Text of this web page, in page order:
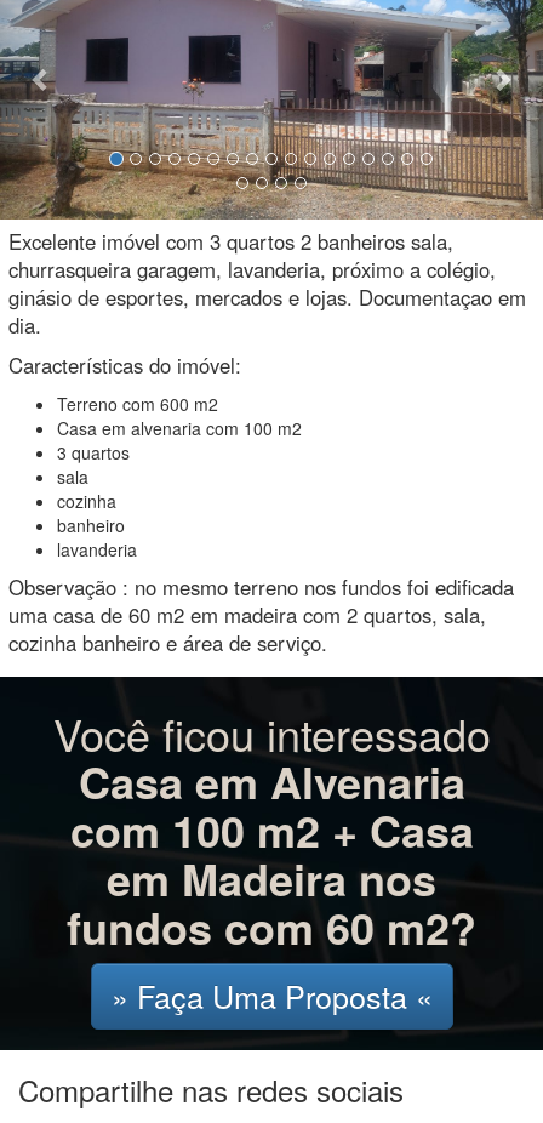
Excelente imóvel com 3 quartos 2 banheiros sala,
churrasqueira garagem, lavanderia, próximo a colégio,
ginásio de esportes, mercados e lojas. Documentaçao em
dia.
Características do imóvel:
Terreno com 600 m2
Casa em alvenaria com 100 m2
3 quartos
sala
cozinha
banheiro
lavanderia
Observação : no mesmo terreno nos fundos foi edificada
uma casa de 60 m2 em madeira com 2 quartos, sala,
cozinha banheiro e área de serviço.
Você ficou interessado
Casa em Alvenaria
com 100 m2 + Casa
em Madeira nos
fundos com 60 m2?
» Faça Uma Proposta «
Compartilhe nas redes sociais